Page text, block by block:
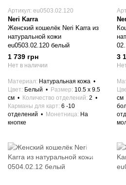
Артикул: eu0503.02.120
Neri Karra
Женский кошелёк Neri Karra из
натуральной кожи
eu0503.02.120 белый
1 739 грн
Нет в наличии
Материал
Натуральная кожа
Цвет
Белый Размер 10.5 x 9.5
см
Количество отделений 2
Карманы для карт 6 -10
отделений
Монетница На
кнопке
3
см